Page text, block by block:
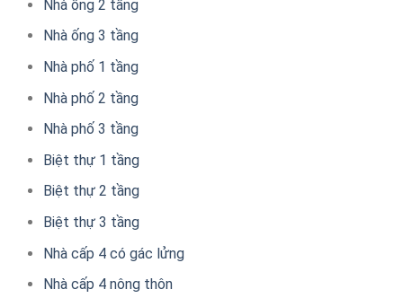
Nhà ống 2 tầng
Nhà ống 3 tầng
Nhà phố 1 tầng
Nhà phố 2 tầng
Nhà phố 3 tầng
Biệt thự 1 tầng
Biệt thự 2 tầng
Biệt thự 3 tầng
Nhà cấp 4 có gác lửng
Nhà cấp 4 nông thôn